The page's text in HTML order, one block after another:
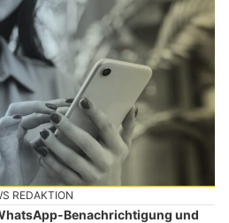
REDAKTION
Benachrichtigung und